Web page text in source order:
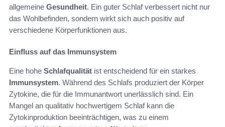
allgemeine Gesundheit. Ein guter Schlaf verbessert nicht nur
das Wohlbefinden, sondern wirkt sich auch positiv auf
verschiedene Körperfunktionen aus.
Einfluss auf das Immunsystem
Eine hohe Schlafqualität ist entscheidend für ein starkes
Immunsystem. Während des Schlafs produziert der Körper
Zytokine, die für die Immunantwort unerlässlich sind. Ein
Mangel an qualitativ hochwertigem Schlaf kann die
Zytokinproduktion beeinträchtigen, was zu einem